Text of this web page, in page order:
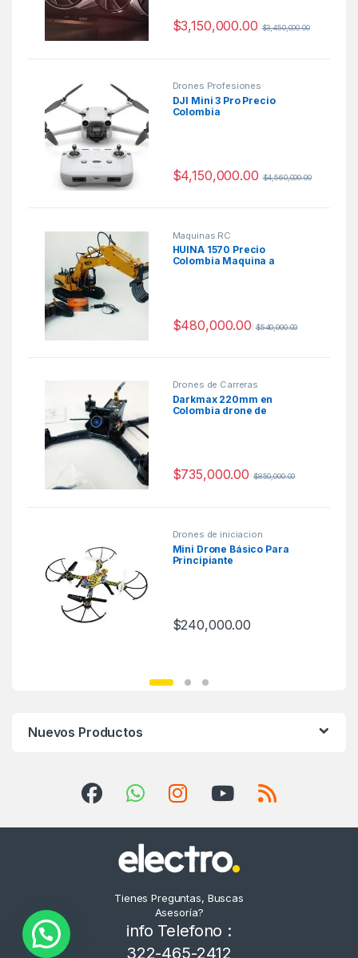
$3,150,000.00 $3,450,000.00
Drones Profesiones
DJI Mini 3 Pro Precio
Colombia
$4,150,000.00 $4,560,000.00
Maquinas RC
HUINA 1570 Precio
Colombia Maquina a
$480,000.00 $540,000.00
Drones de Carreras
Darkmax 220mm en
Colombia drone de
$735,000.00 $850,000.00
Drones de iniciacion
Mini Drone Básico Para
Principiante
$240,000.00
Nuevos Productos
Tienes Preguntas, Buscas
Asesoría?
info Telefono :
322-465-2412